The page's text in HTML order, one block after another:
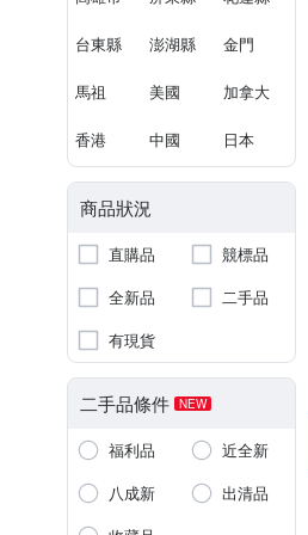
台東縣 澎湖縣 金門
馬祖 美國 加拿大
香港 中國 日本
商品狀況
直購品
競標品
全新品
二手品
有現貨
二手品條件 NEW
福利品
近全新
八成新
出清品